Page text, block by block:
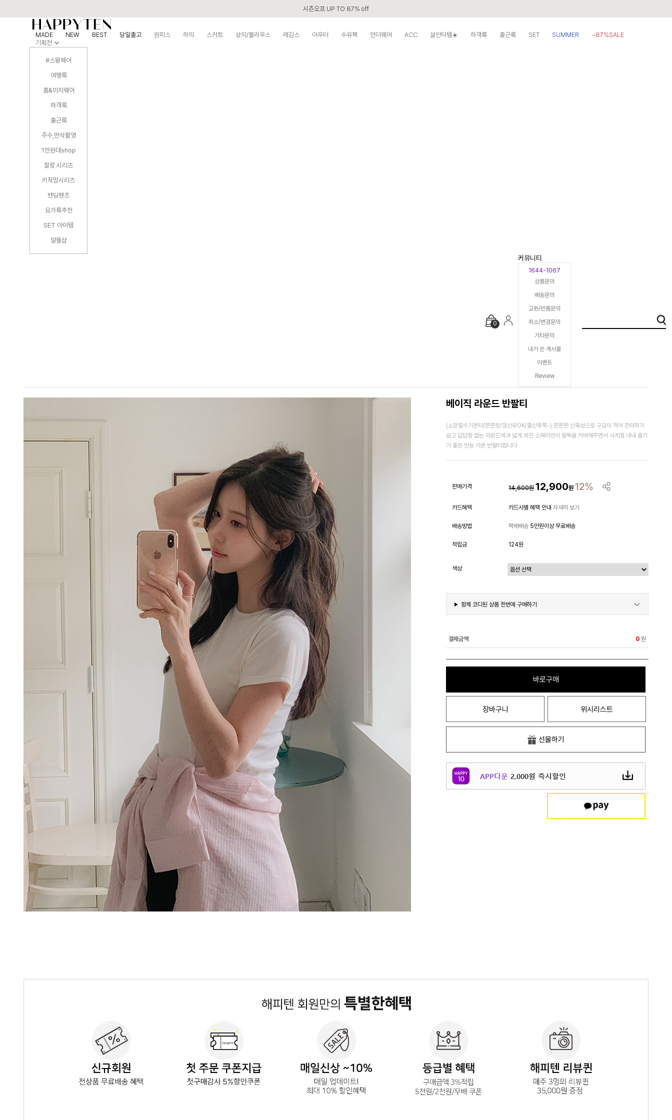
시즌오프 UP TO 87% off
MADE NEW BEST 당일출고 원피스 하의 스커트 상의/블라우스 레깅스 아우터 수유복 언더웨어 ACC 살안타템☀️ 하객룩 출근룩 SET SUMMER
~87%SALE
기획전
#스윔웨어
여행룩
홈&이지웨어
하객룩
출근룩
주수,만삭촬영
1만원대shop
찰랑 시리즈
키작맘시리즈
밴딩팬츠
요가룩추천
SET 아이템
알뜰샵
0
커뮤니티
1644-1067
상품문의
배송문의
교환/반품문의
취소/변경문의
기타문의
내가 쓴 게시물
이벤트
Review
베이직 라운드 반팔티
(소장필수기본티/쫀쫀핏/임산부OK/출산후쭉-) 쫀쫀한 신축성으로 구김이 적어 관리하기
쉽고 답답함 없는 라운드넥과 넓게 퍼진 소매라인이 팔뚝을 커버해주면서 사계절 내내 즐기
기 좋은 만능 기본 반팔티랍니다
판매가격 14,600원 12,900원 12%
카드혜택 카드사별 혜택 안내 자세히 보기
배송방법 택배배송 5만원이상 무료배송
적립금 124원
색상
함께 코디된 상품 한번에 구매하기
결제금액 0 원
바로구매
장바구니 위시리스트
선물하기